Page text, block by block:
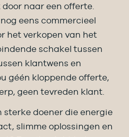
naar een offerte.
eens commercieel
het verkopen van het
schakel tussen
klantwens en
géén kloppende offerte,
geen tevreden klant.
sterke doener die energie
slimme oplossingen en